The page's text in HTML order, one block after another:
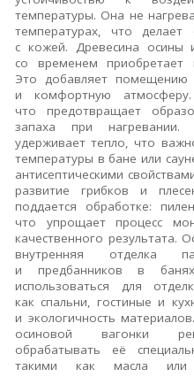
температуры. Она не
температурах, что
с кожей. Древесина осины
со временем приобретает
Это добавляет помещению
и комфортную
что предотвращает
запаха при нагревании.
удерживает тепло, что
температуры в бане или
антисептическими
развитие грибков и
поддается обработке:
что упрощает процесс
качественного результата.
внутренняя отделка
и предбанников в
использоваться для
как спальни, гостиные и
и экологичность материалов.
осиновой вагонки
обрабатывать её
такими как масла